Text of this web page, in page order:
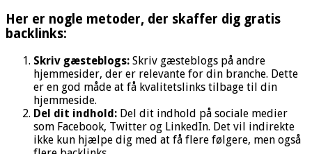
Her er nogle metoder, der skaffer dig gratis
backlinks:
Skriv gæsteblogs: Skriv gæsteblogs på andre
hjemmesider, der er relevante for din branche. Dette
er en god måde at få kvalitetslinks tilbage til din
hjemmeside.
Del dit indhold: Del dit indhold på sociale medier
som Facebook, Twitter og LinkedIn. Det vil indirekte
ikke kun hjælpe dig med at få flere følgere, men også